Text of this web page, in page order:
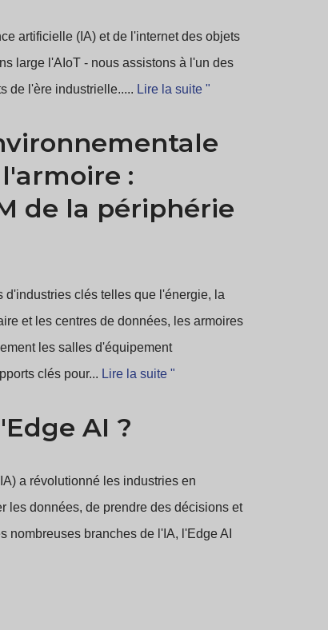
artificielle (IA) et de l'internet des objets
large l'AIoT - nous assistons à l'un des
de l'ère industrielle..... Lire la suite "
:
de la périphérie
d'industries clés telles que l'énergie, la
et les centres de données, les armoires
les salles d'équipement
clés pour... Lire la suite "
AI ?
a révolutionné les industries en
les données, de prendre des décisions et
nombreuses branches de l'IA, l'Edge AI